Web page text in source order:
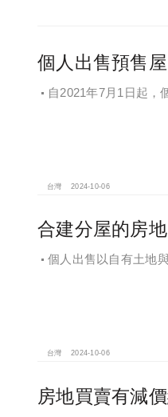
個人出售預售
自2021年7月1日起，
台灣 2024-10-06
合建分屋的房
個人出售以自有土地
台灣 2024-10-06
房地買賣有減